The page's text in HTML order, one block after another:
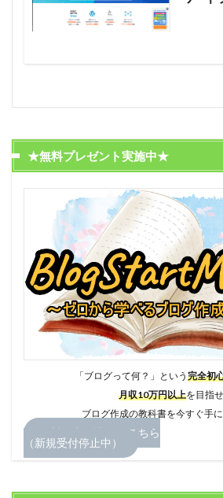
★無料プレゼント実施中★
「ブログって何？」という 完全初
月収10万円以上を目指
ブログ作成の教科書を今すぐ手に
無料お申し込みはこちら
（新規受付停止中）